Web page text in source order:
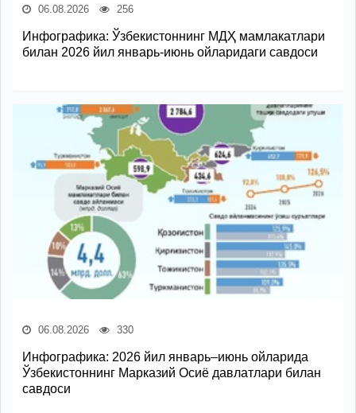
06.08.2026 256
Инфографика: Ўзбекистоннинг МДҲ мамлакатлари
билан 2026 йил январь-июнь ойларидаги савдоси
06.08.2026 330
Инфографика: 2026 йил январь–июнь ойларида
Ўзбекистоннинг Марказий Осиё давлатлари билан
савдоси